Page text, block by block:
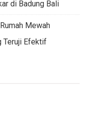
di Badung Bali
Mewah
Teruji Efektif